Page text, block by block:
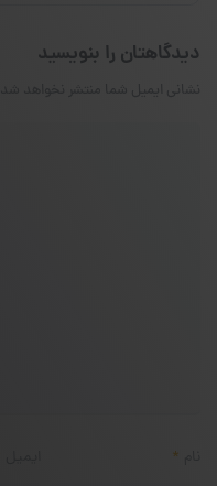
دیدگاهتان را بنویسید
*